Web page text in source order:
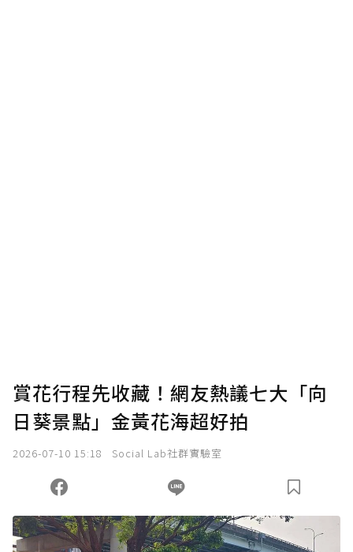
賞花行程先收藏！網友熱議七大「向
日葵景點」金黃花海超好拍
2026-07-10 15:18 Social Lab社群實驗室